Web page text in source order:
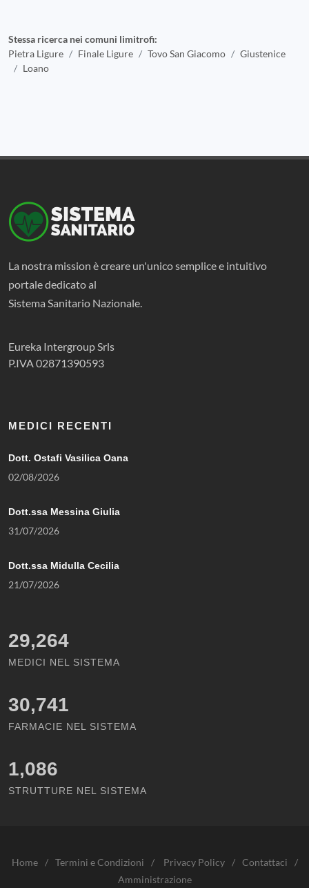
Stessa ricerca nei comuni limitrofi:
Pietra Ligure
Finale Ligure Tovo San Giacomo
Giustenice
Loano
La nostra mission è creare un'unico semplice e intuitivo
portale dedicato al
Sistema Sanitario Nazionale.
Eureka Intergroup Srls
P.IVA 02871390593
MEDICI RECENTI
Dott. Ostafi Vasilica Oana
02/08/2026
Dott.ssa Messina Giulia
31/07/2026
Dott.ssa Midulla Cecilia
21/07/2026
29,264
MEDICI NEL SISTEMA
30,741
FARMACIE NEL SISTEMA
1,086
STRUTTURE NEL SISTEMA
Home / Termini e Condizioni / Privacy Policy / Contattaci
/
Amministrazione